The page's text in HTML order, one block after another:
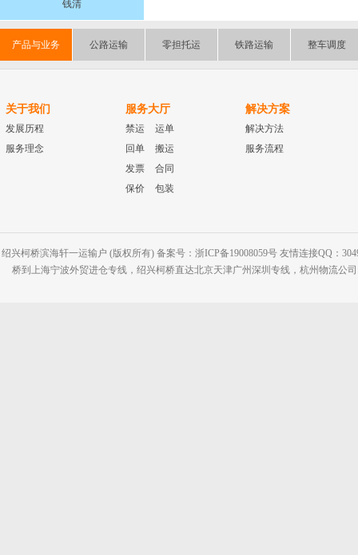
钱清
产品与业务 公路运输 零担托运 铁路运输 整车调度
关于我们
发展历程
服务理念
服务大厅
禁运
运单
回单
搬运
发票
合同
保价
包装
解决方案
解决方法
服务流程
绍兴柯桥滨海轩一运输户 (版权所有) 备案号：浙ICP备19008059号 友情连接QQ：
桥到上海宁波外贸进仓专线，绍兴柯桥直达北京天津广州深圳专线，杭州物流公